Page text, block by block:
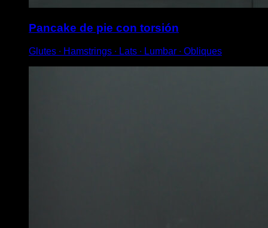
Pancake de pie con torsión
Glutes ∙ Hamstrings ∙ Lats ∙ Lumbar ∙ Obliques